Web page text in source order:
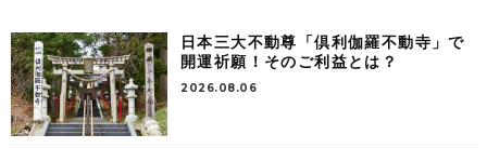
日本三大不動尊「倶利伽羅不動寺」で
開運祈願！そのご利益とは？
2026.08.06